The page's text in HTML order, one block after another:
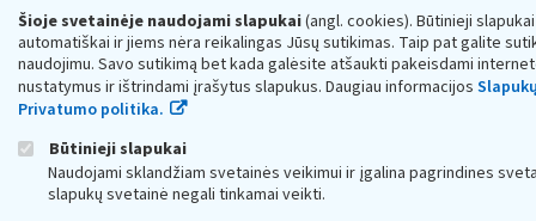
Šioje svetainėje naudojami slapukai(angl. cookies). Būtinieji
automatiškai ir jiems nėra reikalingas Jūsų sutikimas. Taip pat galite
naudojimu. Savo sutikimą bet kada galėsite atšaukti pakeisdami
nustatymus ir ištrindami įrašytus slapukus. Daugiau informacijos
Privatumo politika.
Būtinieji slapukai
Naudojami sklandžiam svetainės veikimui ir įgalina pagrindines
slapukų svetainė negali tinkamai veikti.